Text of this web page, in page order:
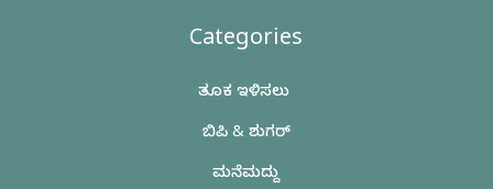
Categories
ತೂಕ ಇಳಿಸಲು
ಬಿಪಿ & ಶುಗರ್
ಮನೆಮದ್ದು